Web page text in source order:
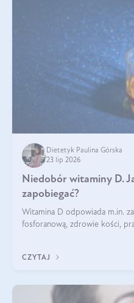
Dietetyk Paulina Górska
23 lip 2026
Niedobór witaminy D.
zapobiegać?
Witamina D odpowiada m.in.
fosforanową, zdrowie kości,
problemem.
CZYTAJ